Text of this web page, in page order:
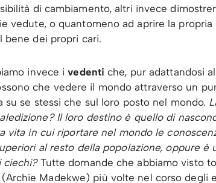
di cambiamento, altri invece
vedute, o quantomeno ad aprire la
bene dei propri cari.
invece ivedentiche, pur adattandosi
che vedere il mondo attraverso un
su se stessi che sul loro posto nel mondo.
Il loro destino è quello di
vita in cui riportare nel mondo le
al resto della popolazione, oppure è
ciechi? Tutte domande che abbiamo visto
(Archie Madekwe) più volte nel corso degli